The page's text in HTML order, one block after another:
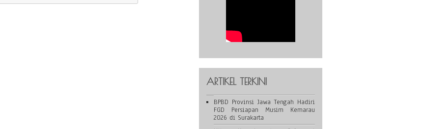
ARTIKEL TERKINI
BPBD Provinsi Jawa Tengah Hadiri
FGD Persiapan Musim Kemarau
2026 di Surakarta